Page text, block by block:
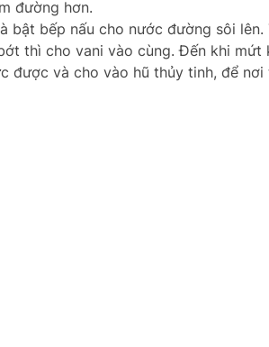
đường hơn.
bật bếp nấu cho nước đường sôi
thì cho vani vào cùng. Đến khi
được và cho vào hũ thủy tinh, để